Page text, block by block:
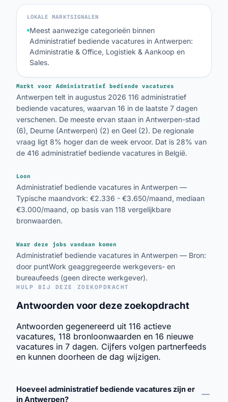
LOKALE MARKTSIGNALEN
Meest aanwezige categorieën binnen
Administratief bediende vacatures in Antwerpen:
Administratie & Office, Logistiek & Aankoop en
Sales.
Markt voor Administratief bediende vacatures
Antwerpen telt in augustus 2026 116 administratief
bediende vacatures, waarvan 16 in de laatste 7 dagen
verschenen. De meeste ervan staan in Antwerpen-stad
(6), Deurne (Antwerpen) (2) en Geel (2). De regionale
vraag ligt 8% hoger dan de week ervoor. Dat is 28% van
de 416 administratief bediende vacatures in België.
Loon
Administratief bediende vacatures in Antwerpen —
Typische maandvork: €2.336 - €3.650/maand, mediaan
€3.000/maand, op basis van 118 vergelijkbare
bronwaarden.
Waar deze jobs vandaan komen
Administratief bediende vacatures in Antwerpen — Bron:
door puntWork geaggregeerde werkgevers- en
bureaufeeds (geen directe werkgever).
HULP BIJ DEZE ZOEKOPDRACHT
Antwoorden voor deze zoekopdracht
Antwoorden gegenereerd uit 116 actieve
vacatures, 118 bronloonwaarden en 16 nieuwe
vacatures in 7 dagen. Cijfers volgen partnerfeeds
en kunnen doorheen de dag wijzigen.
Hoeveel administratief bediende vacatures zijn er
in Antwerpen?